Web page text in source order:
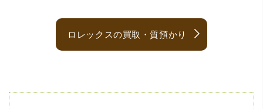
ロレックスの買取・質預かり